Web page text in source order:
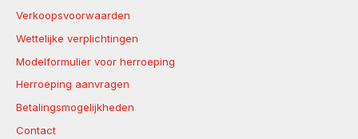
Verkoopsvoorwaarden
Wettelijke verplichtingen
Modelformulier voor herroeping
Herroeping aanvragen
Betalingsmogelijkheden
Contact